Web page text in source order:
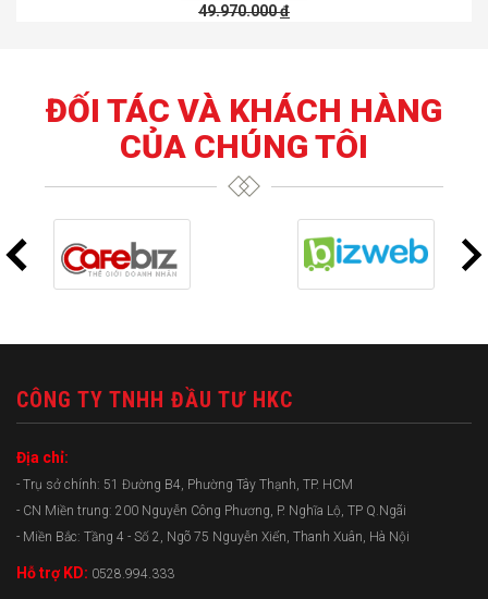
49.970.000đ
ĐỐI TÁC VÀ KHÁCH HÀNG
CỦA CHÚNG TÔI
CÔNG TY TNHH ĐẦU TƯ HKC
Địa chỉ:
- Trụ sở chính: 51 Đường B4, Phường Tây Thạnh, TP. HCM
- CN Miền trung: 200 Nguyễn Công Phương, P. Nghĩa Lộ, TP Q.Ngãi
- Miền Bắc: Tầng 4 - Số 2, Ngõ 75 Nguyễn Xiển, Thanh Xuân, Hà Nội
Hỗ trợ KD: 0528.994.333